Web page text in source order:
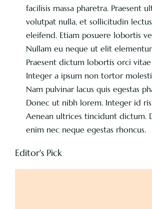
facilisis massa pharetra. Praesent
volutpat nulla, et sollicitudin
eleifend. Etiam posuere lobortis
Nullam eu neque ut elit
Praesent dictum lobortis orci
Integer a ipsum non tortor
Nam pulvinar lacus quis egestas
Donec ut nibh lorem. Integer id
Aenean ultrices tincidunt dictum.
enim nec neque egestas rhoncus.
Editor's Pick